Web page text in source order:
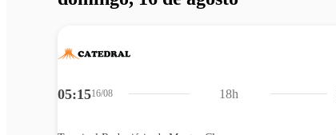
05:1516/08 18h